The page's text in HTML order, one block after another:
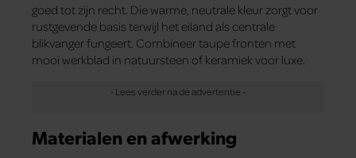
goed tot zijn recht. Die warme, neutrale kleur zorgt voor
rustgevende basis terwijl het eiland als centrale
blikvanger fungeert. Combineer taupe fronten met
mooi werkblad in natuursteen of keramiek voor luxe.
Materialen en afwerking